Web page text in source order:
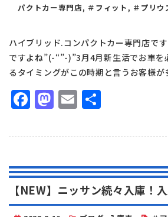
パクトカー専門店, ＃フィット , ＃プリウ
ハイブリッド.コンパクトカー専門店で
ですよね”(-“”-)”3月4月新生活でお車を
るタイミングがこの時期と言うお客様
Facebook
Mastodon
Email
【NEW】ニッサン続々入庫！